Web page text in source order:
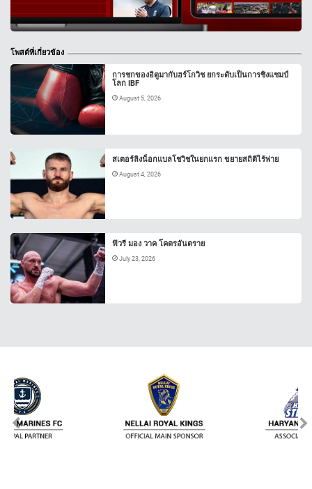
โพสต์ที่เกี่ยวข้อง
การชกของอิตูมากับฮร์โกวิช ยกระดับเป็นการชิงแชมป์
โลก IBF
August 5, 2026
สเตอร์ลิงน็อกแบลโชวิชในยกแรก ขยายสถิติไร้พ่าย
August 4, 2026
ฟิวรี มอง วาค โคตรอันตราย
July 23, 2026